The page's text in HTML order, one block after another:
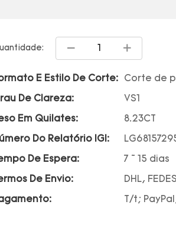
E Estilo De Corte: Corte de
De Clareza: VS1
Em Quilates: 8.23CT
Do Relatório IGI:
De Espera: 7 ~ 15 dias
De Envio: DHL,
T/t;